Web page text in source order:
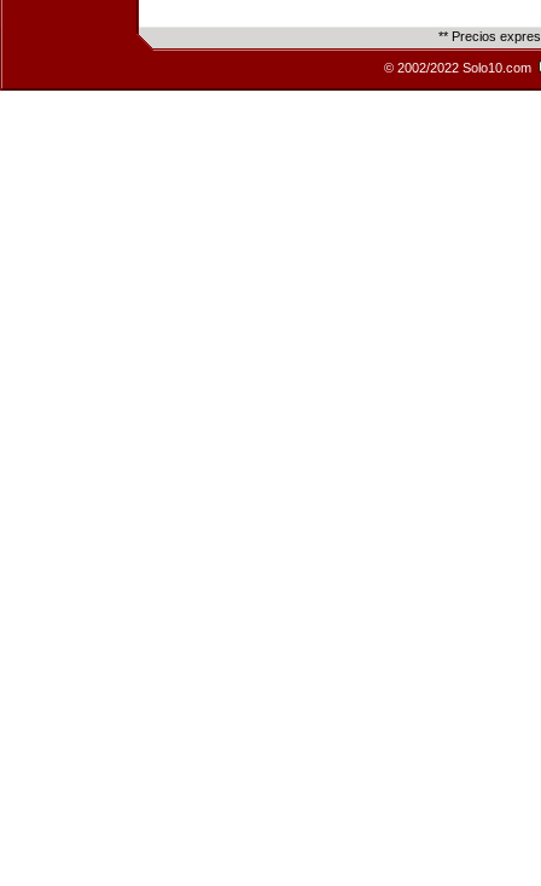
** Precios
© 2002/2022 Solo10.com